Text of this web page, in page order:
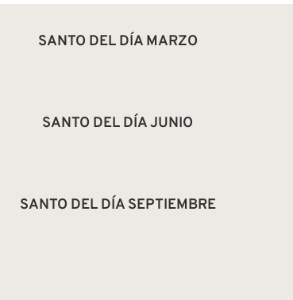
SANTO DEL DÍA MARZO
SANTO DEL DÍA JUNIO
SANTO DEL DÍA SEPTIEMBRE